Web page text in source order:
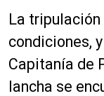
La
condiciones,
Capitanía de
lancha se